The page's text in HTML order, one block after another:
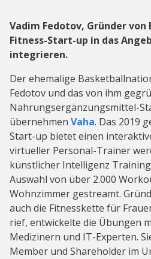
Vadim Fedotov, Gründer von
Fitness-Start-up in das
integrieren.
Der ehemalige
Fedotov und das von ihm
Nahrungsergänzungsmittel-
übernehmen Vaha. Das 2019
Start-up bietet einen
virtueller Personal-Trainer
künstlicher Intelligenz
Auswahl von über 2.000
Wohnzimmer gestreamt.
auch die Fitnesskette für
rief, entwickelte die Übungen
Medizinern und IT-Experten.
Member und Shareholder im